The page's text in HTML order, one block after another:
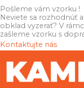
Pošleme vám vzorku !
Neviete sa rozhodnúť
obklad vyzerať? V
zašleme vzorku s
Kontaktujte nás